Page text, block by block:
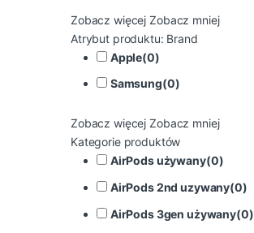
Zobacz więcej Zobacz mniej
Atrybut produktu: Brand
Apple(0)
Samsung(0)
Zobacz więcej Zobacz mniej
Kategorie produktów
AirPods używany(0)
AirPods 2nd uzywany(0)
AirPods 3gen używany(0)